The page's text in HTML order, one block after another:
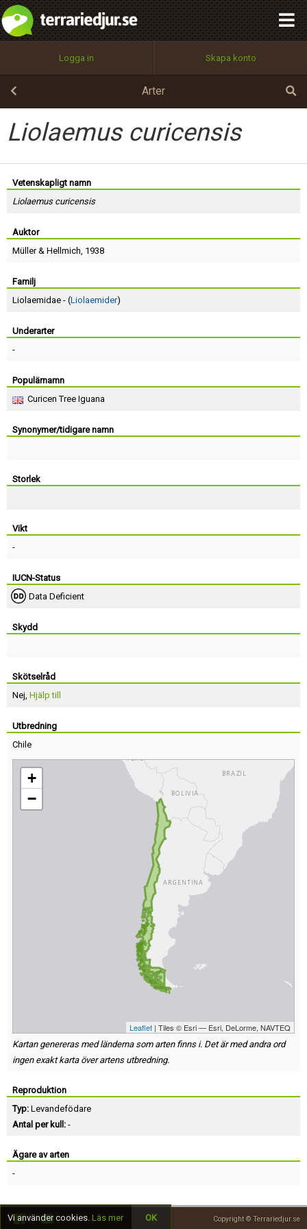
Logga in Skapa konto
Arter
Liolaemus curicensis
Vetenskapligt namn
Liolaemus curicensis
Auktor
Müller& Hellmich, 1938
Familj
Liolaemidae - (Liolaemider)
Underarter
-
Populärnamn
Curicen Tree Iguana
Synonymer/tidigare namn
Storlek
Vikt
-
IUCN-Status
Data Deficient
Skydd
Skötselråd
Nej, Hjälp till
Utbredning
Chile
+
−
Leaflet | Tiles © Esri — Esri, DeLorme, NAVTEQ
Kartan genereras med länderna som arten finns i. Det är med andra ord
ingen exakt karta över artens utbredning.
Reproduktion
Typ: Levandefödare
Antal per kull: -
Ägare av arten
-
Copyright © Terrariedjur.se
Utför
100%
OK
integritetspolicy
Namn:
Epost:
Lösenord:
Terms of Service
Begär nytt lösenord
Tillbaka till förstasidan
Vi använder cookies. Läs mer OK